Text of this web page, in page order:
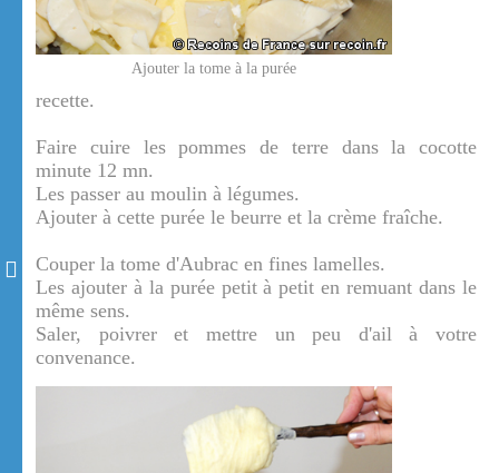
Ajouter la tome à la purée
recette.
Faire cuire les pommes de terre dans la cocotte
minute 12 mn.
Les passer au moulin à légumes.
Ajouter à cette purée le beurre et la crème fraîche.
Couper la tome d'Aubrac en fines lamelles.
Les ajouter à la purée petit à petit en remuant dans le
même sens.
Saler, poivrer et mettre un peu d'ail à votre
convenance.